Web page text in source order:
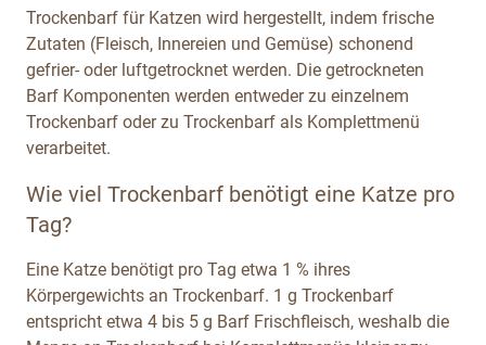
Trockenbarf für Katzen wird hergestellt, indem frische
Zutaten (Fleisch, Innereien und Gemüse) schonend
gefrier- oder luftgetrocknet werden. Die getrockneten
Barf Komponenten werden entweder zu einzelnem
Trockenbarf oder zu Trockenbarf als Komplettmenü
verarbeitet.
Wie viel Trockenbarf benötigt eine Katze pro
Tag?
Eine Katze benötigt pro Tag etwa 1 % ihres
Körpergewichts an Trockenbarf. 1 g Trockenbarf
entspricht etwa 4 bis 5 g Barf Frischfleisch, weshalb die